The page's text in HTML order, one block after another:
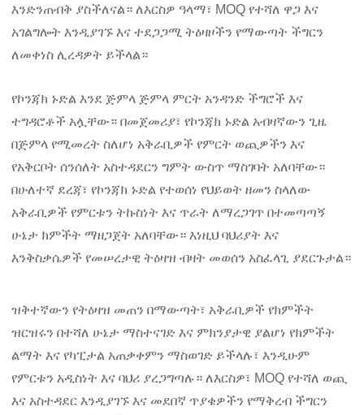
እንድንጠብቅ ያስችለናል። ለእርስዎ ዓላማ፣ MOQ የተሻለ ዋጋ እና
አገልግሎት እንዲያገኙ እና ተደጋጋሚ ትዕዛዞችን የማውጣት ችግርን
ለመቀነስ ሊረዳዎት ይችላል።
የኮንጃክ ኑድል እንደ ጅምላ ጅምላ ምርት አንዳንድ ችግሮች እና
ተግዳሮቶች አሏቸው። በመጀመሪያ፣ የኮንጃክ ኑድል አብዛኛውን ጊዜ
በጅምላ የሚመረት ስለሆነ አቅራቢዎች የምርት ወጪዎችን እና
የአቅርቦት ሰንሰለት አስተዳደርን ግምት ውስጥ ማስገባት አለባቸው።
በሁለተኛ ደረጃ፣ የኮንጃክ ኑድል የተወሰነ የህይወት ዘመን ስላለው
አቅራቢዎች የምርቱን ትኩስነት እና ጥራት ለማረጋገጥ በተመጣጣኝ
ሁኔታ ክምችት ማዘጋጀት አለባቸው። እነዚህ ባህሪያት እና
እንቅስቃሴዎች የመሠረታዊ ትዕዛዝ ብዛት መወሰን አስፈላጊ ያደርጉታል።
ዝቅተኛውን የትዕዛዝ መጠን በማውጣት፣ አቅራቢዎች የክምችት
ዝርዝሩን በተሻለ ሁኔታ ማስተናገድ እና ምክንያታዊ ያልሆነ የክምችት
ልማት እና የካፒታል አጠቃቀምን ማስወገድ ይችላሉ፣ እንዲሁም
የምርቱን አዲስነት እና ባህሪ ያረጋግጣሉ። ለእርስዎ፣ MOQ የተሻለ ወጪ
እና አስተዳደር እንዲያገኙ እና መደበኛ ጥያቄዎችን የማቅረብ ችግርን